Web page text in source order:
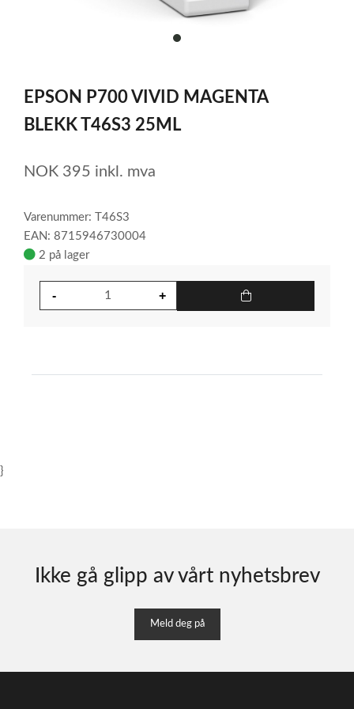
item
of
1
EPSON P700 VIVID MAGENTA
BLEKK T46S3 25ML
NOK 395 inkl. mva
Varenummer: T46S3
EAN: 8715946730004
2 på lager
}
Ikke gå glipp av vårt nyhetsbrev
Meld deg på